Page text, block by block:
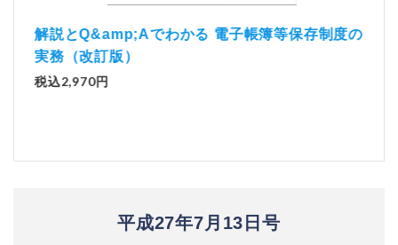
解説とQ&amp;Aでわかる 電子帳簿等保存制度の
実務（改訂版）
税込2,970円
平成27年7月13日号